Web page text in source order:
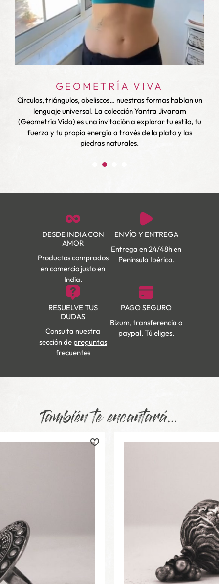
GEOMETRÍA VIVA
Círculos, triángulos, obeliscos… nuestras formas hablan un
lenguaje universal. La colección Yantra Jivanam
(Geometría Vida) es una invitación a explorar tu estilo, tu
fuerza y tu propia energía a través de la plata y las
piedras naturales.
DESDE INDIA CON
AMOR
Productos comprados
en comercio justo en
India.
ENVÍO Y ENTREGA
Entrega en 24/48h en
Península Ibérica.
RESUELVE TUS
DUDAS
Consulta nuestra
sección de preguntas
frecuentes
PAGO SEGURO
Bizum, transferencia o
paypal. Tú eliges.
También te encantará...